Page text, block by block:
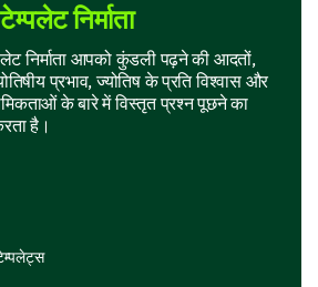
Life
निर्माता
निर्माता आपको कुंडली पढ़ने की आदतों,
प्रभाव, ज्योतिष के प्रति विश्वास और
के बारे में विस्तृत प्रश्न पूछने का
है।